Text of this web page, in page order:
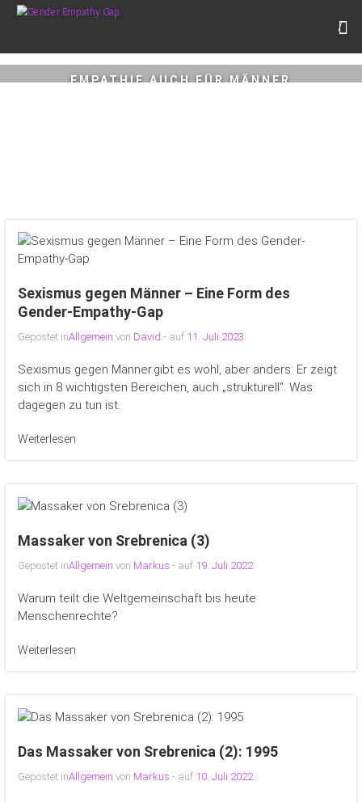
ZumGENDER EMPATHY GAP
EMPATHIE AUCH FÜR MÄNNER
Sexismus gegen Männer – Eine Form des
Gender-Empathy-Gap
Gepostet inAllgemein von David - auf 11. Juli 2023
Sexismus gegen Männer.gibt es wohl, aber anders: Er zeigt
sich in 8 wichtigsten Bereichen, auch „strukturell“. Was
dagegen zu tun ist.
Weiterlesen
Massaker von Srebrenica (3)
Gepostet inAllgemein von Markus - auf 19. Juli 2022
Warum teilt die Weltgemeinschaft bis heute
Menschenrechte?
Weiterlesen
Das Massaker von Srebrenica (2): 1995
Gepostet inAllgemein von Markus - auf 10. Juli 2022